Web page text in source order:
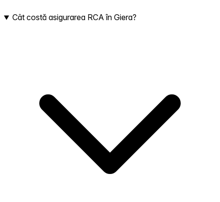
Cât costă asigurarea RCA în Giera?